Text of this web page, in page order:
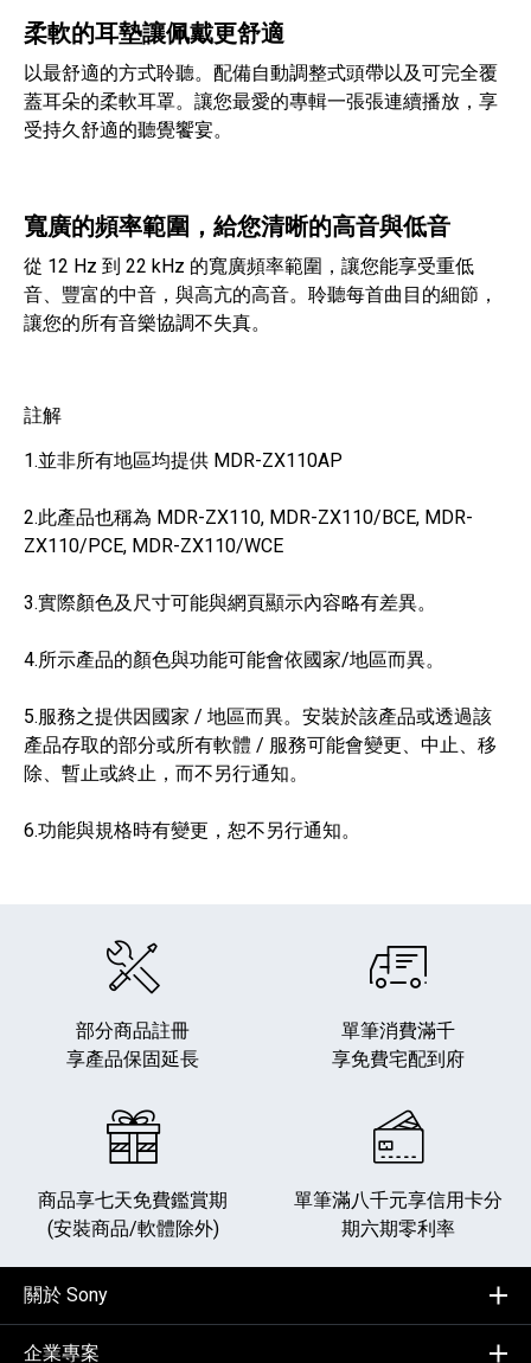
柔軟的耳墊讓佩戴更舒適
以最舒適的方式聆聽。配備自動調整式頭帶以及可完全覆
蓋耳朵的柔軟耳罩。讓您最愛的專輯一張張連續播放，享
受持久舒適的聽覺饗宴。
寬廣的頻率範圍，給您清晰的高音與低音
從 12 Hz 到 22 kHz 的寬廣頻率範圍，讓您能享受重低
音、豐富的中音，與高亢的高音。聆聽每首曲目的細節，
讓您的所有音樂協調不失真。
註解
1.並非所有地區均提供 MDR-ZX110AP
2.此產品也稱為 MDR-ZX110, MDR-ZX110/BCE, MDR-
ZX110/PCE, MDR-ZX110/WCE
3.實際顏色及尺寸可能與網頁顯示內容略有差異。
4.所示產品的顏色與功能可能會依國家/地區而異。
5.服務之提供因國家 / 地區而異。安裝於該產品或透過該
產品存取的部分或所有軟體 / 服務可能會變更、中止、移
除、暫止或終止，而不另行通知。
6.功能與規格時有變更，恕不另行通知。
部分商品註冊
享產品保固延長
單筆消費滿千
享免費宅配到府
商品享七天免費鑑賞期
(安裝商品/軟體除外)
單筆滿八千元享信用卡分
期六期零利率
關於 Sony
企業專案